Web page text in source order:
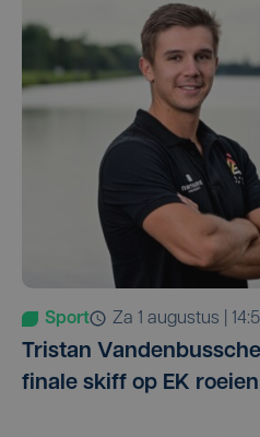
Sport za 1 augustus |
Tristan
finale skiff op EK